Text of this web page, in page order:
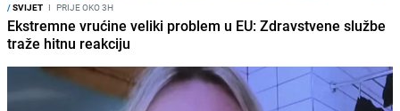
/SVIJET I PRIJE OKO 3H
Ekstremne vrućine veliki problem u EU: Zdravstvene službe
traže hitnu reakciju